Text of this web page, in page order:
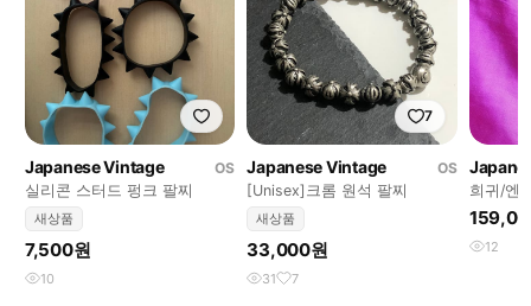
Japanese Vintage
OS
실리콘 스터드 펑크 팔찌
새상품
7,500원
10
7
Japanese Vintage
OS
[Unisex]크롬 원석 팔찌
새상품
33,000원
31 7
희귀/엔
린 캣츠
릿 팔찌
12